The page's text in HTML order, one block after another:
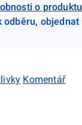
o produktu
odběru, objednat
Komentář